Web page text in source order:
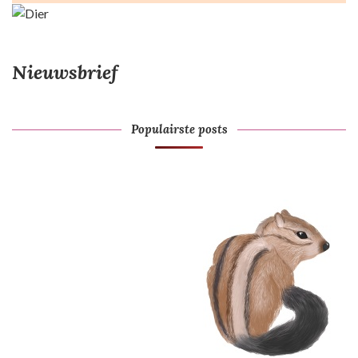
Nieuwsbrief
Populairste posts